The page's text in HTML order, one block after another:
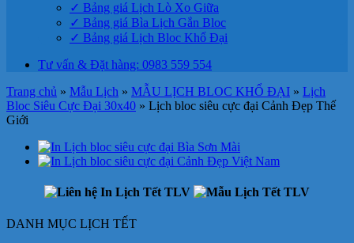
✓ Bảng giá Lịch Lò Xo Giữa
✓ Bảng giá Bìa Lịch Gắn Bloc
✓ Bảng giá Lịch Bloc Khổ Đại
Tư vấn & Đặt hàng: 0983 559 554
Trang chủ » Mẫu Lịch » MẪU LỊCH BLOC KHỔ ĐẠI » Lịch
Bloc Siêu Cực Đại 30x40 » Lịch bloc siêu cực đại Cảnh Đẹp Thế
Giới
DANH MỤC LỊCH TẾT